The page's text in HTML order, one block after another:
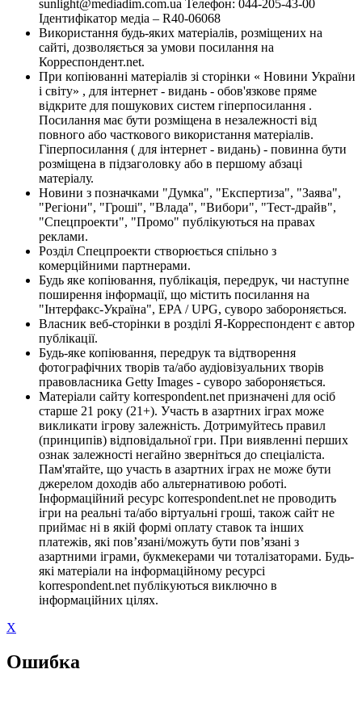
sunlight@mediadim.com.ua Телефон: 044-205-43-00
Ідентифікатор медіа – R40-06068
Використання будь-яких матеріалів, розміщених на
сайті, дозволяється за умови посилання на
Корреспондент.net.
При копіюванні матеріалів зі сторінки « Новини України
і світу» , для інтернет - видань - обов'язкове пряме
відкрите для пошукових систем гіперпосилання .
Посилання має бути розміщена в незалежності від
повного або часткового використання матеріалів.
Гіперпосилання ( для інтернет - видань) - повинна бути
розміщена в підзаголовку або в першому абзаці
матеріалу.
Новини з позначками "Думка", "Експертиза", "Заява",
"Регіони", "Гроші", "Влада", "Вибори", "Тест-драйв",
"Спецпроекти", "Промо" публікуються на правах
реклами.
Розділ Спецпроекти створюється спільно з
комерційними партнерами.
Будь яке копіювання, публікація, передрук, чи наступне
поширення інформації, що містить посилання на
"Інтерфакс-Україна", EPA / UPG, суворо забороняється.
Власник веб-сторінки в розділі Я-Корреспондент є автор
публікації.
Будь-яке копіювання, передрук та відтворення
фотографічних творів та/або аудіовізуальних творів
правовласника Getty Images - суворо забороняється.
Матеріали сайту korrespondent.net призначені для осіб
старше 21 року (21+). Участь в азартних іграх може
викликати ігрову залежність. Дотримуйтесь правил
(принципів) відповідальної гри. При виявленні перших
ознак залежності негайно зверніться до спеціаліста.
Пам'ятайте, що участь в азартних іграх не може бути
джерелом доходів або альтернативою роботі.
Інформаційний ресурс korrespondent.net не проводить
ігри на реальні та/або віртуальні гроші, також сайт не
приймає ні в якій формі оплату ставок та інших
платежів, які пов’язані/можуть бути пов’язані з
азартними іграми, букмекерами чи тоталізаторами. Будь-
які матеріали на інформаційному ресурсі
korrespondent.net публікуються виключно в
інформаційних цілях.
X
Ошибка